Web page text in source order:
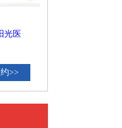
光医
>>